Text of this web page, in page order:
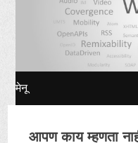
मेनू
आपण काय म्हणता